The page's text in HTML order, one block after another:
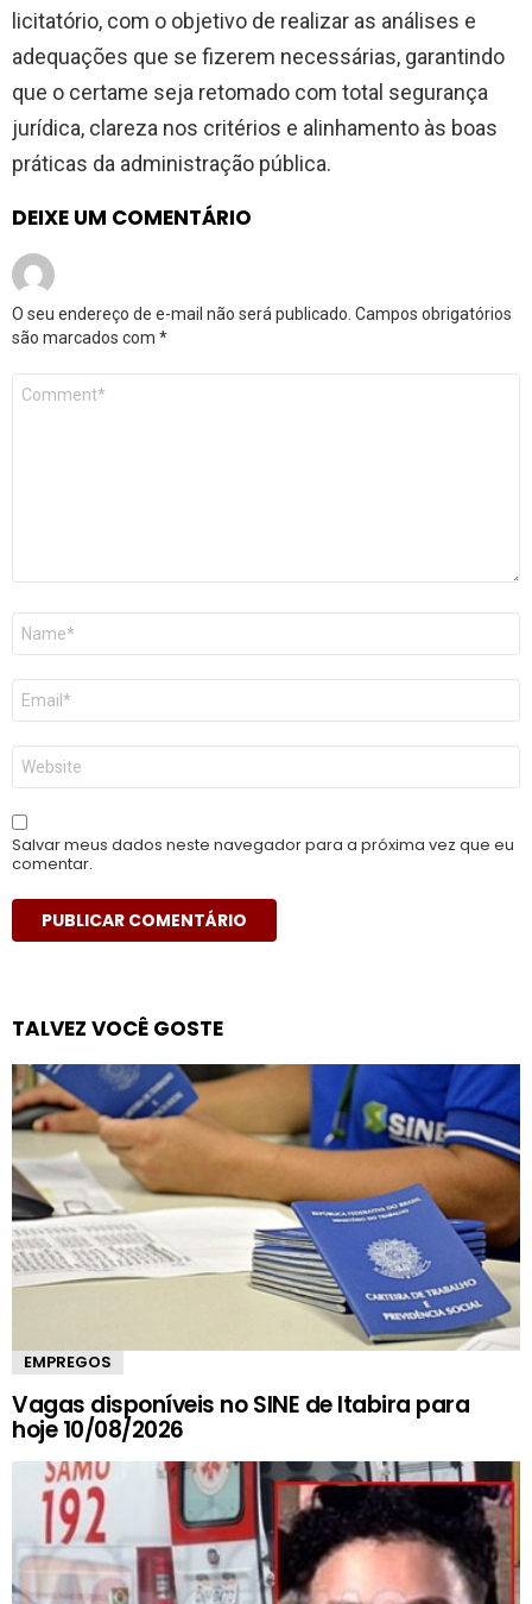
licitatório, com o objetivo de realizar as análises e
adequações que se fizerem necessárias, garantindo
que o certame seja retomado com total segurança
jurídica, clareza nos critérios e alinhamento às boas
práticas da administração pública.
DEIXE UM COMENTÁRIO
O seu endereço de e-mail não será publicado. Campos obrigatórios
são marcados com *
Comentário
Nome
E-
mail
*
Site
Salvar meus dados neste navegador para a próxima vez que eu
comentar.
TALVEZ VOCÊ GOSTE
EMPREGOS
Vagas disponíveis no SINE de Itabira para
hoje 10/08/2026